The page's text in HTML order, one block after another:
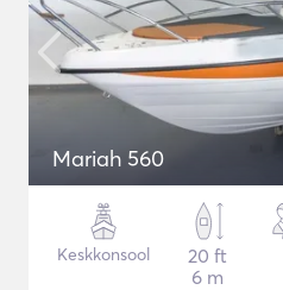
Mariah 560
Keskkonsool
20 ft
6 m